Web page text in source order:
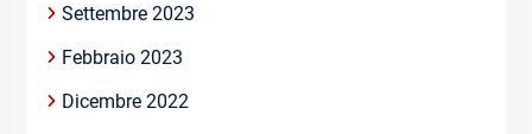
Settembre 2023
Febbraio 2023
Dicembre 2022